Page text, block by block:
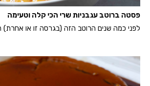
פסטה ברוטב עגבניות שרי הכי קלה וטעימה
לפני כמה שנים הרוטב הזה (בגרסה זו או אחרת)